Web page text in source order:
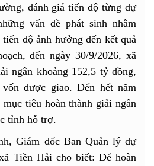
đánh giá tiến độ từng dự
vấn đề phát sinh nhằm
độ ảnh hưởng đến kết quả
đến ngày 30/9/2026, xã
ngân khoảng 152,5 tỷ đồng,
được giao. Đến hết năm
tiêu hoàn thành giải ngân
tỉnh hỗ trợ.
Giám đốc Ban Quản lý dự
Tiền Hải cho biết: Để hoàn